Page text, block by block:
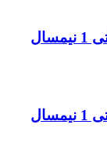
دانلود رایگان نمونه سوال پژوهش عملیاتی 1 نیمسال
دانلود رایگان نمونه سوال پژوهش عملیاتی 1 نیمسال